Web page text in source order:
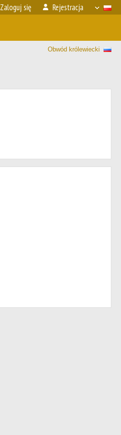
Zaloguj się Rejestracja
Obwód królewiecki